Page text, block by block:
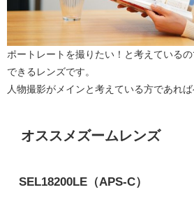
ポートレートを撮りたい！と考えている
できるレンズです。
人物撮影がメインと考えている方であれ
オススメズームレンズ
SEL18200LE（APS-C）